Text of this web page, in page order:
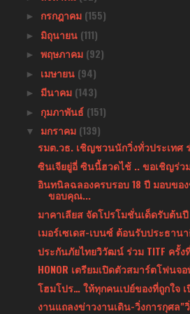
► กรกฎาคม (155)
► มิถุนายน (111)
► พฤษภาคม (92)
► เมษายน (94)
► มีนาคม (143)
► กุมภาพันธ์ (151)
▼ มกราคม (139)
รมต.วธ. เชิญชวนนักวิ่งทั่วประเทศ
ซินเจียยู่อี่ ซินนี้ฮวดไช้ .. ขอเชิญร่ว
อินทนิลฉลองครบรอบ 18 ปี มอบขอ
ขอบคุณ...
มาคาเลียส จัดโปรโมชั่นเด็ดรับต้นปี
เมอร์เซเดส-เบนซ์ ต้อนรับประธาน
ประกันภัยไทยวิวัฒน์ ร่วม TITF ครั้ง
HONOR เตรียมเปิดตัวสมาร์ตโฟนจอ
โฮมโปร… ให้ทุกคนเปย์ของที่ถูกใจ
งานแถลงข่าวงานเดิน-วิ่งการกุศล